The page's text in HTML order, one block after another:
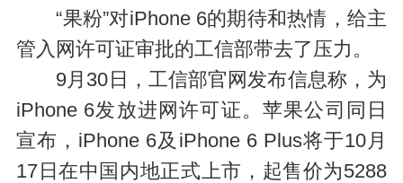
“果粉”对iPhone 6的期待和热情，给主
管入网许可证审批的工信部带去了压力。
9月30日，工信部官网发布信息称，为
iPhone 6发放进网许可证。苹果公司同日
宣布，iPhone 6及iPhone 6 Plus将于10月
17日在中国内地正式上市，起售价为5288